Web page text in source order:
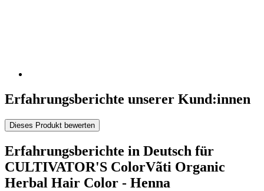
Erfahrungsberichte unserer Kund:innen
Dieses Produkt bewerten
Erfahrungsberichte in Deutsch für
CULTIVATOR'S ColorVãti Organic
Herbal Hair Color - Henna